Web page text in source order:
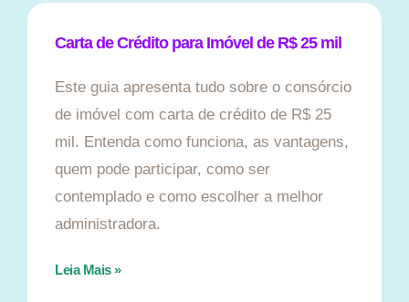
Carta de Crédito para Imóvel de R$ 25 mil
Este guia apresenta tudo sobre o consórcio
de imóvel com carta de crédito de R$ 25
mil. Entenda como funciona, as vantagens,
quem pode participar, como ser
contemplado e como escolher a melhor
administradora.
Leia Mais »